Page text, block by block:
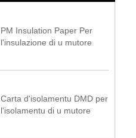
PM Insulation Paper Per
l'insulazione di u mutore
Carta d'isolamentu DMD per
l'isolamentu di u mutore